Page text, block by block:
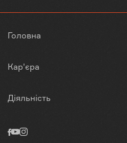
Головна
Кар'єра
Діяльність